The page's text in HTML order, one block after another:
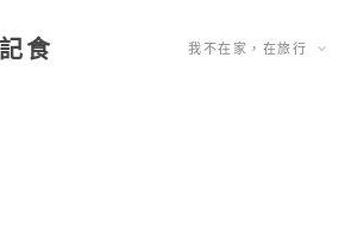
食 我不在家，在旅行